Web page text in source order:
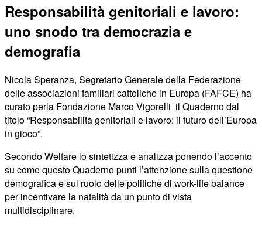
Responsabilità genitoriali e lavoro:
uno snodo tra democrazia e
demografia
Nicola Speranza, Segretario Generale della Federazione
delle associazioni familiari cattoliche in Europa (FAFCE) ha
curato perla Fondazione Marco Vigorelli il Quaderno dal
titolo “Responsabilità genitoriali e lavoro: il futuro dell’Europa
in gioco”.
Secondo Welfare lo sintetizza e analizza ponendo l’accento
su come questo Quaderno punti l’attenzione sulla questione
demografica e sul ruolo delle politiche di work-life balance
per incentivare la natalità da un punto di vista
multidisciplinare.